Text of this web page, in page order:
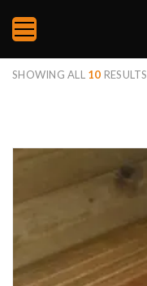
SHOWING ALL 10 RESULTS